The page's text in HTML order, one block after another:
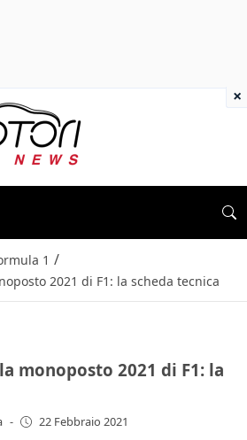
1 /
2021 di F1: la scheda tecnica
monoposto 2021 di F1: la
- 22 Febbraio 2021
×